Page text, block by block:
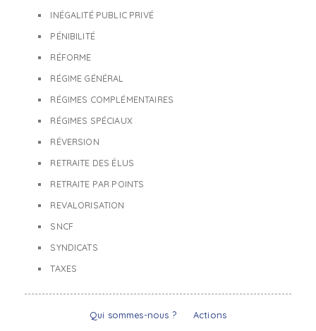
INÉGALITÉ PUBLIC PRIVÉ
PÉNIBILITÉ
RÉFORME
RÉGIME GÉNÉRAL
RÉGIMES COMPLÉMENTAIRES
RÉGIMES SPÉCIAUX
RÉVERSION
RETRAITE DES ÉLUS
RETRAITE PAR POINTS
REVALORISATION
SNCF
SYNDICATS
TAXES
Qui sommes-nous ?
Actions